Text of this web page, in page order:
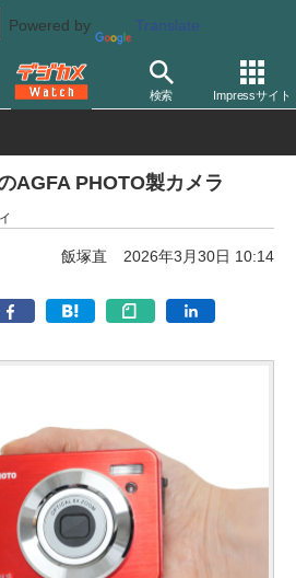
Powered by Translate
検索 Impressサイト
レンズ一体型（コンパクト）カメラ
AGFA PHOTO製カメラ
飯塚直 2026年3月30日 10:14